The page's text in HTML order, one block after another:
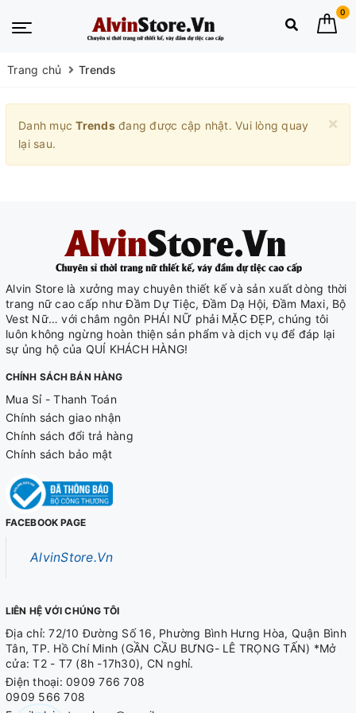
0
Trang chủ Trends
×
Danh mụcTrendsđang được cập nhật. Vui lòng quay
lại sau.
Alvin Store là xưởng may chuyên thiết kế và sản xuất dòng thời
trang nữ cao cấp như Đầm Dự Tiệc, Đầm Dạ Hội, Đầm Maxi, Bộ
Vest Nữ… với châm ngôn PHÁI NỮ phải MẶC ĐẸP, chúng tôi
luôn không ngừng hoàn thiện sản phẩm và dịch vụ để đáp lại
sự ủng hộ của QUÍ KHÁCH HÀNG!
CHÍNH SÁCH BÁN HÀNG
Mua Sỉ - Thanh Toán
Chính sách giao nhận
Chính sách đổi trả hàng
Chính sách bảo mật
FACEBOOK PAGE
AlvinStore.Vn
LIÊN HỆ VỚI CHÚNG TÔI
Địa chỉ: 72/10 Đường Số 16, Phường Bình Hưng Hòa, Quận Bình
Tân, TP. Hồ Chí Minh (GẦN CẦU BƯNG- LÊ TRỌNG TẤN) *Mở
cửa: T2 - T7 (8h -17h30), CN nghỉ.
Điện thoại: 0909 766 708
0909 566 708